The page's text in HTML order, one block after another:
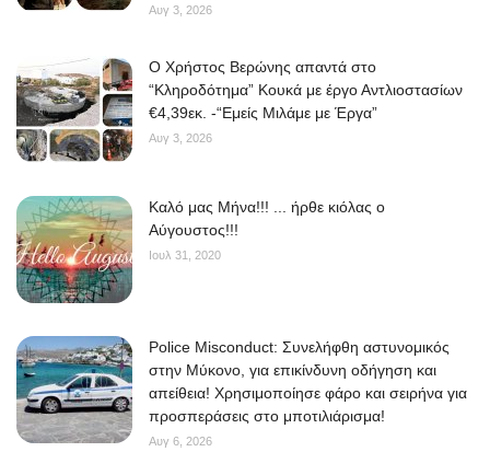
Αυγ 3, 2026
O Χρήστος Βερώνης απαντά στο
“Κληροδότημα” Κουκά με έργο Αντλιοστασίων
€4,39εκ. -“Εμείς Μιλάμε με Έργα”
Αυγ 3, 2026
Kαλό μας Μήνα!!! ... ήρθε κιόλας ο
Αύγουστος!!!
Ιουλ 31, 2020
Police Misconduct: Συνελήφθη αστυνομικός
στην Μύκονο, για επικίνδυνη οδήγηση και
απείθεια! Χρησιμοποίησε φάρο και σειρήνα για
προσπεράσεις στο μποτιλιάρισμα!
Αυγ 6, 2026